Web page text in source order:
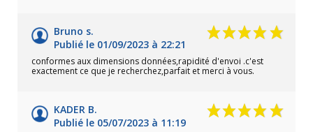
Bruno s.
Publié le 01/09/2023 à 22:21
conformes aux dimensions données,rapidité d'envoi .c'est
exactement ce que je recherchez,parfait et merci à vous.
KADER B.
Publié le 05/07/2023 à 11:19